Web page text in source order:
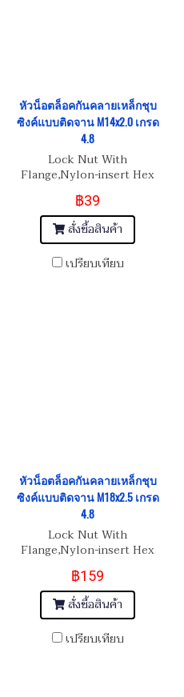
หัวน็อตล็อคกันคลายเหล็กชุบ
ซิงค์แบบติดจาน M14x2.0 เกรด
4.8
Lock Nut With
Flange,Nylon-insert Hex
Nut M14x2.0
฿39
สั่งซื้อสินค้า
เปรียบเทียบ
หัวน็อตล็อคกันคลายเหล็กชุบ
ซิงค์แบบติดจาน M18x2.5 เกรด
4.8
Lock Nut With
Flange,Nylon-insert Hex
Nut M18x2.5
฿159
สั่งซื้อสินค้า
เปรียบเทียบ